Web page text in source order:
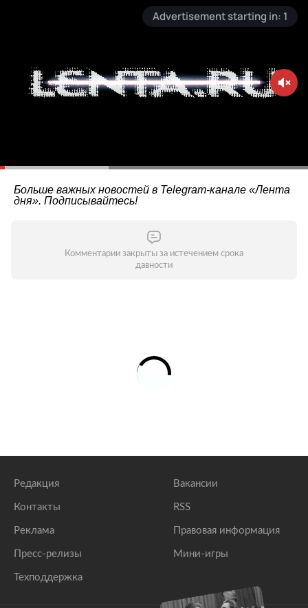
Больше важных новостей в Telegram-канале «Лента
дня». Подписывайтесь!
Комментарии закрыты за истечением срока
давности
Редакция
Контакты
Реклама
Пресс-релизы
Техподдержка
Вакансии
RSS
Правовая информация
Мини-игры